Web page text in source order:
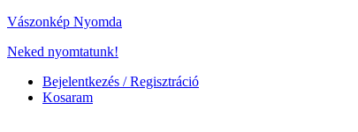
Vászonkép Nyomda
Neked nyomtatunk!
Bejelentkezés / Regisztráció
Kosaram